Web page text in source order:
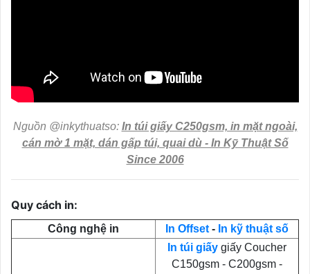
Nguồn @inkythuatso: In túi giấy C250gsm, in mặt ngoài,
cán mờ 1 mặt, dán gấp túi, quai dù - In Kỹ Thuật Số
Since 2006
Quy cách in:
Công nghệ in In Offset- In kỹ thuật số
In túi giấy giấy Coucher
C150gsm - C200gsm -